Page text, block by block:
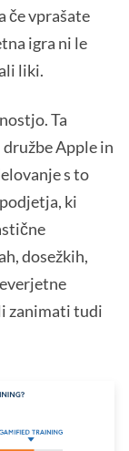
če vprašate
igra ni le
liki.
Ta
Apple in
s to
ki
dosežkih,
zanimati tudi